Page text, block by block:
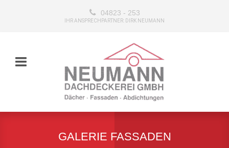
04823 - 253
IHR ANSPRECHPARTNER: DIRK NEUMANN
GALERIE FASSADEN